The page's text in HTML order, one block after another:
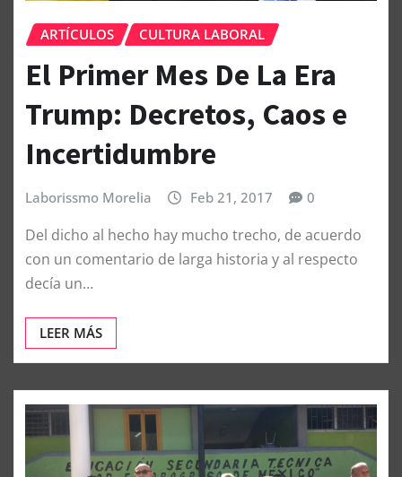
ARTÍCULOS CULTURA LABORAL
El Primer Mes De La Era
Trump: Decretos, Caos e
Incertidumbre
Laborissmo Morelia Feb 21, 2017 0
Del dicho al hecho hay mucho trecho, de acuerdo
con un comentario de larga historia y al respecto
decía un…
LEER MÁS